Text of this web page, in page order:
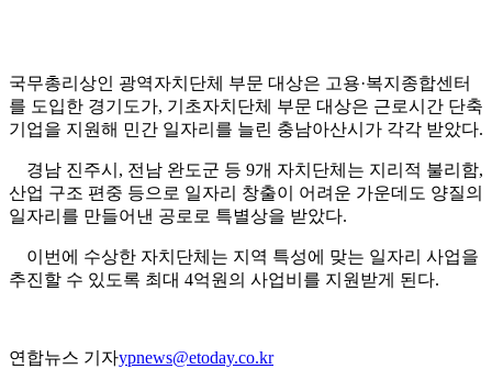
국무총리상인 광역자치단체 부문 대상은 고용·복지종합센터
를 도입한 경기도가, 기초자치단체 부문 대상은 근로시간 단축
기업을 지원해 민간 일자리를 늘린 충남아산시가 각각 받았다.
경남 진주시, 전남 완도군 등 9개 자치단체는 지리적 불리함,
산업 구조 편중 등으로 일자리 창출이 어려운 가운데도 양질의
일자리를 만들어낸 공로로 특별상을 받았다.
이번에 수상한 자치단체는 지역 특성에 맞는 일자리 사업을
추진할 수 있도록 최대 4억원의 사업비를 지원받게 된다.
연합뉴스 기자ypnews@etoday.co.kr